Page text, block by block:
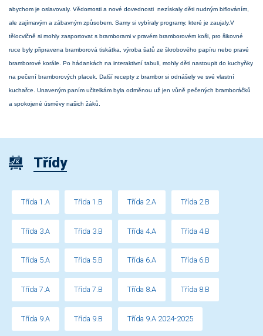
abychom je oslavovaly. Vědomosti a nové dovednosti nezískaly děti nudným biflováním,
ale zajímavým a zábavným způsobem. Samy si vybíraly programy, které je zaujaly.V
tělocvičně si mohly zasportovat s bramborami v pravém bramborovém koši, pro šikovné
ruce byly připravena bramborová tiskátka, výroba šatů ze škrobového papíru nebo pravé
bramborové korále. Po hádankách na interaktivní tabuli, mohly děti nastoupit do kuchyňky
na pečení bramborových placek. Další recepty z brambor si odnášely ve své vlastní
kuchařce. Unaveným paním učitelkám byla odměnou už jen vůně pečených bramboráčků
a spokojené úsměvy našich žáků.
Třídy
Třída 1.A Třída 1.B Třída 2.A Třída 2.B
Třída 3.A Třída 3.B Třída 4.A Třída 4.B
Třída 5.A Třída 5.B Třída 6.A Třída 6.B
Třída 7.A Třída 7.B Třída 8.A Třída 8.B
Třída 9.A Třída 9.B Třída 9.A 2024-2025